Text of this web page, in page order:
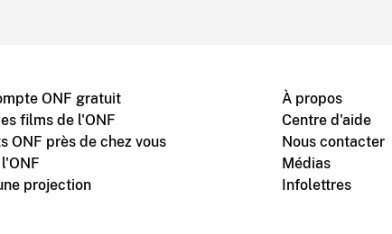
ONF gratuit
films de l'ONF
ONF près de chez vous
projection
À propos
Centre d'aide
Nous contacter
Médias
Infolettres